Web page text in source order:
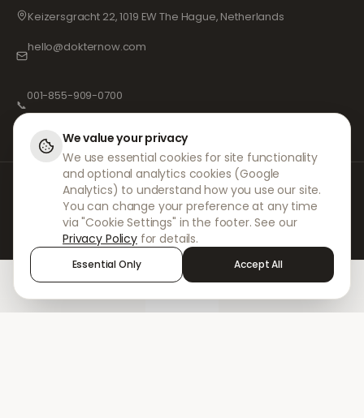
Keizersgracht 22, 1019 EW The Hague, Netherlands
hello@dokternow.com
📞
001-855-909-0700
Bei DokterNow arbeiten wir mit vollständig registrierten Ärzten und
Apotheken sowie erfahrenen medizinischen Fachkräften zusammen, um
sicherzustellen, dass Ihre Rezepte sicher und mit größter Sorgfalt
verwaltet werden. Unsere registrierten unabhängigen Verschreiber
übernehmen alle Konsultationen und Verschreibungen. Unsere
Partnerapotheken kümmern sich um die Abgabe und den Versand der
Medikamente.
We value your privacy
We use essential cookies for site functionality
and optional analytics cookies (Google
Analytics) to understand how you use our site.
You can change your preference at any time
via "Cookie Settings" in the footer. See our
Privacy Policy for details.
Essential Only Accept All
Sign in